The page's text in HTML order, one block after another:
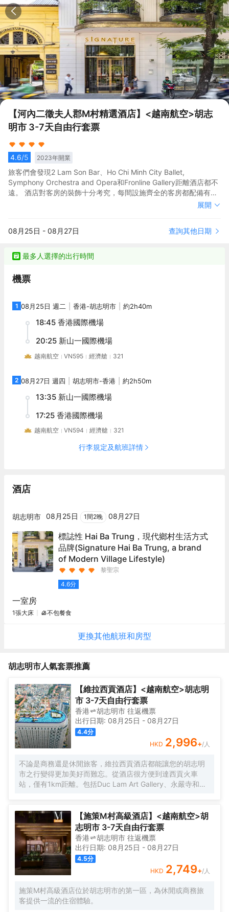
【河內二徵夫人郡M村精選酒店】<越南航空>胡志
明市 3-7天自由行套票
4.6/5 2023年開業
旅客們會發現2 Lam Son Bar、Ho Chi Minh City Ballet,
Symphony Orchestra and Opera和Fronline Gallery距離酒店都不
遠。 酒店對客房的裝飾十分考究，每間設施齊全的客房都配備有熨
衣設備、房內保險箱和衣櫃/衣櫥。服務人員會提前為您準備好電熱
擇。 優美的環境，再搭配上細緻周到的服務，酒店的休閒區定能滿
結合在一起。提供乾洗服務，為您的旅途省心。
衣設備、房內保險箱和衣櫃/衣櫥。服務人員會提前為您準備好電熱
自己的客房內放鬆，提供拖鞋和24小時熱水的客房浴室是不錯的選
足您的品質需求。酒店的會議廳將熱情的服務與專業的素質完美地
結合在一起。提供乾洗服務，為您的旅途省心。
展開
08月25日 - 08月27日 查詢其他日期
最多人選擇的出行時間
機票
1 08月25日 週二 香港-胡志明市 約2h40m
18:45 香港國際機場
20:25 新山一國際機場
越南航空 VN595 經濟艙 321
2 08月27日 週四 胡志明市-香港 約2h50m
13:35 新山一國際機場
17:25 香港國際機場
越南航空 VN594 經濟艙 321
行李規定及航班詳情
酒店
胡志明市 08月25日 1間2晚 08月27日
標誌性 Hai Ba Trung，現代鄉村生活方式
品牌(Signature Hai Ba Trung, a brand
of Modern Village Lifestyle)
黎聖宗
4.6分
一室房
1張大床 不包餐食
更換其他航班和房型
胡志明市人氣套票推薦
【維拉西貢酒店】<越南航空>胡志明
市 3-7天自由行套票
香港 胡志明市 往返機票
出行日期: 08月25日 - 08月27日
4.4分
HKD 2,996+/人
不論是商務還是休閒旅客，維拉西貢酒店都能讓您的胡志明
市之行變得更加美好而難忘。從酒店很方便到達西貢火車
站，僅有1km距離。包括Duc Lam Art Gallery、永嚴寺和
全的客房都配備有雨傘、房內保險箱和空調。有飲水需求的
旅客，酒店還為您提供了瓶裝水。浴室配有拖鞋、24小時熱
水和浴缸。在餘暇時間，可以選擇去酒店的酒吧喝上一杯飲
料，驅走所有的疲憊。貼心的送餐服務可以滿足那些喜歡在
私人場合進餐的旅客。除此之外，周邊餐飲種類繁多。
HOME FINEST（東南亞菜）供應一流的推薦美味-Grilled
beef on hot rock stone，Huynh Hoa Sandwich
Shop（BÁNH MÌ HUỲNH HOA）（快餐簡餐）提供的法棍
三明治備受好評，Cyclo Resto（東南亞菜）的香茅雞也是來
這裏遊玩不容錯過的美味。 住客既能在 室外泳池揮灑汗水，
【施策M村高級酒店】<越南航空>胡
志明市 3-7天自由行套票
香港 胡志明市 往返機票
出行日期: 08月25日 - 08月27日
4.5分
HKD 2,749+/人
施策M村高級酒店位於胡志明市的第一區，為休閒或商務旅
客提供一流的住宿體驗。